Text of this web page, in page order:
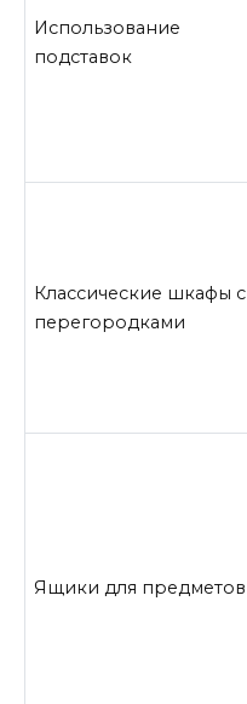
Использование
подставок
Классические шкафы с
перегородками
Ящики для предметов